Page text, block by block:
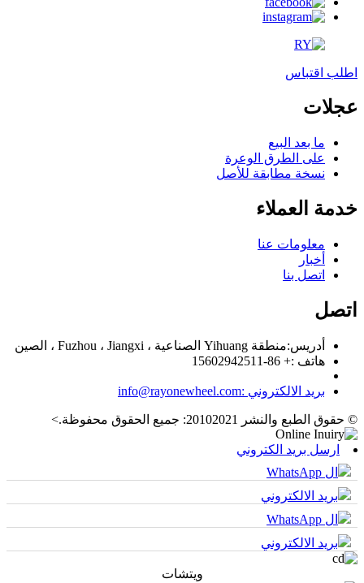
اطلب اقتباس
عجلات
ما بعد البيع
على الطرق الوعرة
نسخة مطابقة للأصل
خدمة العملاء
معلومات عنا
أخبار
اتصل بنا
اتصل
أدريس:منطقة Yihuang الصناعية ، Fuzhou ، Jiangxi ، الصين
هاتف :+ 86-15602942511
بريد الالكتروني :info@rayonewheel.com
© حقوق الطبع والنشر 20102021: جميع الحقوق محفوظة. >
ارسل بريد الكتروني
ال WhatsApp
بريد الالكتروني
ال WhatsApp
بريد الالكتروني
ويتشات